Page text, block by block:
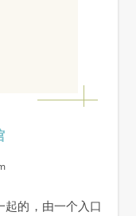
起的，由一个入口